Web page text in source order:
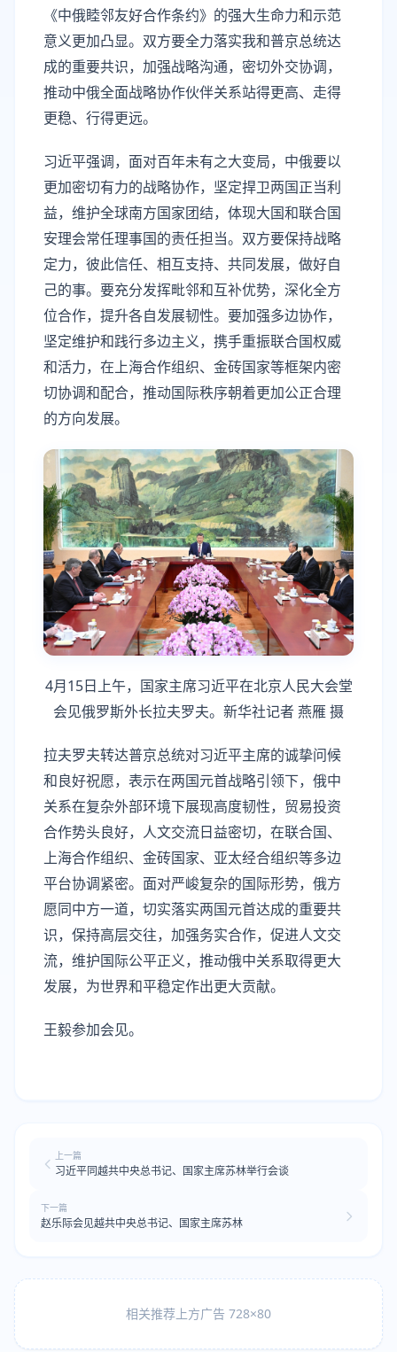
《中俄睦邻友好合作条约》的强大生命力和示范
意义更加凸显。双方要全力落实我和普京总统达
成的重要共识，加强战略沟通，密切外交协调，
推动中俄全面战略协作伙伴关系站得更高、走得
更稳、行得更远。
习近平强调，面对百年未有之大变局，中俄要以
更加密切有力的战略协作，坚定捍卫两国正当利
益，维护全球南方国家团结，体现大国和联合国
安理会常任理事国的责任担当。双方要保持战略
定力，彼此信任、相互支持、共同发展，做好自
己的事。要充分发挥毗邻和互补优势，深化全方
位合作，提升各自发展韧性。要加强多边协作，
坚定维护和践行多边主义，携手重振联合国权威
和活力，在上海合作组织、金砖国家等框架内密
切协调和配合，推动国际秩序朝着更加公正合理
的方向发展。
4月15日上午，国家主席习近平在北京人民大会堂
会见俄罗斯外长拉夫罗夫。新华社记者 燕雁 摄
拉夫罗夫转达普京总统对习近平主席的诚挚问候
和良好祝愿，表示在两国元首战略引领下，俄中
关系在复杂外部环境下展现高度韧性，贸易投资
合作势头良好，人文交流日益密切，在联合国、
上海合作组织、金砖国家、亚太经合组织等多边
平台协调紧密。面对严峻复杂的国际形势，俄方
愿同中方一道，切实落实两国元首达成的重要共
识，保持高层交往，加强务实合作，促进人文交
流，维护国际公平正义，推动俄中关系取得更大
发展，为世界和平稳定作出更大贡献。
王毅参加会见。
上一篇
习近平同越共中央总书记、国家主席苏林举行会谈
下一篇
赵乐际会见越共中央总书记、国家主席苏林
相关推荐上方广告 728×80